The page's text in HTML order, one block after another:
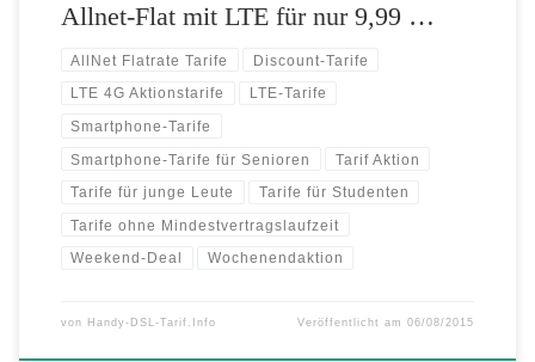
Allnet-Flat mit LTE für nur 9,99 …
AllNet Flatrate Tarife Discount-Tarife
LTE 4G Aktionstarife LTE-Tarife
Smartphone-Tarife
Smartphone-Tarife für Senioren Tarif Aktion
Tarife für junge Leute Tarife für Studenten
Tarife ohne Mindestvertragslaufzeit
Weekend-Deal Wochenendaktion
von Handy-DSL-Tarif.Info Veröffentlicht am06/08/2015